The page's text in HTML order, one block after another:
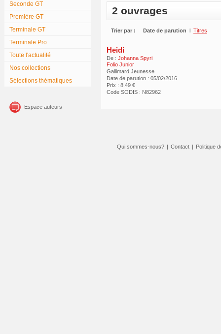
Seconde GT
Première GT
Terminale GT
Terminale Pro
Toute l'actualité
Nos collections
Sélections thématiques
Espace auteurs
2 ouvrages
Trier par : Date de parution l Titres
Heidi
De : Johanna Spyri
Folio Junior
Gallimard Jeunesse
Date de parution : 05/02/2016
Prix : 8.49 €
Code SODIS : N82962
Qui sommes-nous? | Contact | Politique